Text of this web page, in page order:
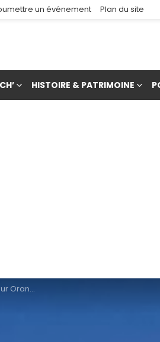
un événement Plan du site
HISTOIRE & PATRIMOINE
à Nancy